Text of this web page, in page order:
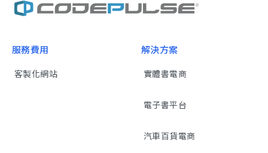
服務費用
客製化網站
解決方案
實體書電商
電子書平台
汽車百貨電商